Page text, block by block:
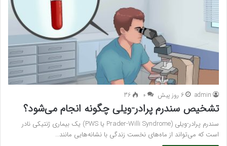
admin 6 روز پیش ۰ 36
تشخیص سندرم پرادر-ویلی چگونه انجام می‌شود؟
سندرم پرادر-ویلی (Prader-Willi Syndrome یا PWS) یک بیماری ژنتیکی نادر
است که می‌تواند از ماه‌های نخست زندگی با نشانه‌هایی مانند…